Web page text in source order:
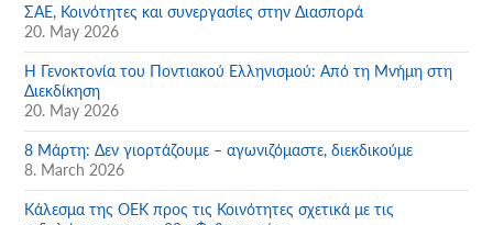
ΣΑΕ, Κοινότητες και συνεργασίες στην Διασπορά
20. May 2026
Η Γενοκτονία του Ποντιακού Ελληνισμού: Από τη Μνήμη στη
Διεκδίκηση
20. May 2026
8 Μάρτη: Δεν γιορτάζουμε – αγωνιζόμαστε, διεκδικούμε
8. March 2026
Κάλεσμα της ΟΕΚ προς τις Κοινότητες σχετικά με τις